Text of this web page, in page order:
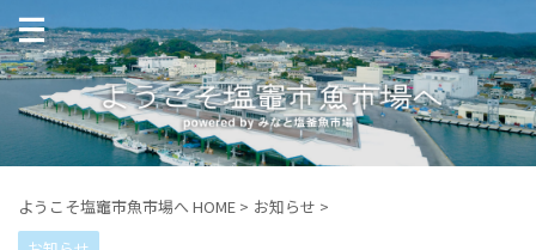
ようこそ塩竈市魚市場へ HOME > お知らせ >